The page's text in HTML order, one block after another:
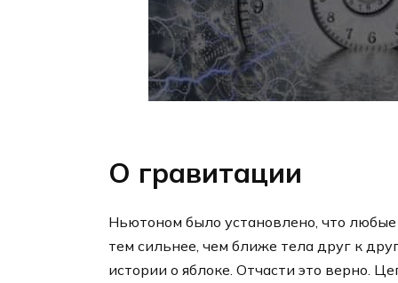
О гравитации
Ньютоном было установлено, что
тем сильнее, чем ближе тела друг к
истории о яблоке. Отчасти это верно.